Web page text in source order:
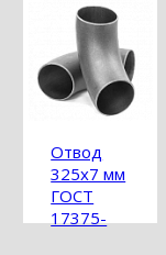
Отвод
325х7 мм
ГОСТ
17375-